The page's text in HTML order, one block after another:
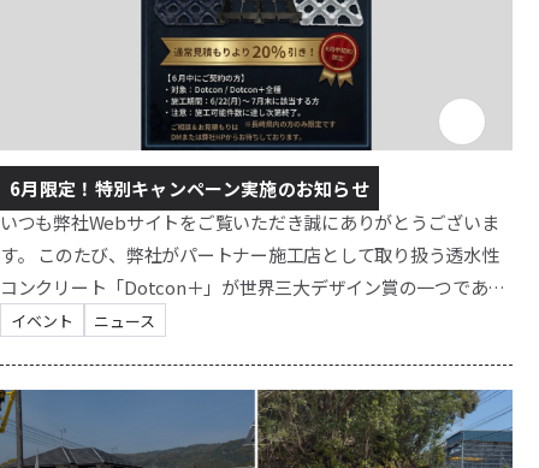
6月限定！特別キャンペーン実施のお知らせ
いつも弊社Webサイトをご覧いただき誠にありがとうございま
す。 このたび、弊社がパートナー施工店として取り扱う透水性
コンクリート「Dotcon＋」が世界三大デザイン賞の一つである
『Red Dot Award2026』を受賞いたしました。 この快挙を記念
す。 キャンペーン概要 特典：通常のお見積もりより
【20％OFF】にて施工 対象製品：Dotcon/Dotocon＋ 全種 施
工対象期間：6/22（土）～7月末に施工可能な方 対象エリア：長
イベント ニュース